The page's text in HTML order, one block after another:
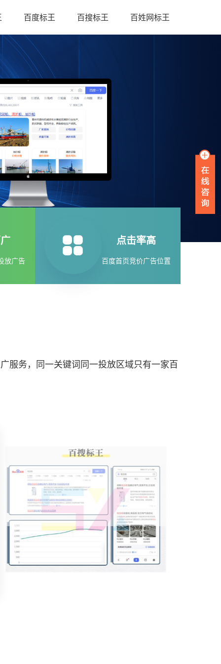
百度标王 百搜标王 百姓网标王
放广告
点击率高
百度首页竞价广告位置
服务，同一关键词同一投放区域只有一家百